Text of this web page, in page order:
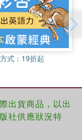
式： 19折起
出貨商品，以出
社供應狀況特